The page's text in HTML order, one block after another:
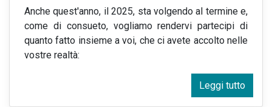
Anche quest'anno, il 2025, sta volgendo al termine e,
come di consueto, vogliamo rendervi partecipi di
quanto fatto insieme a voi, che ci avete accolto nelle
vostre realtà:
Leggi tutto